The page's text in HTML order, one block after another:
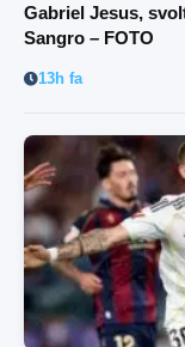
Gabriel Jesus,
Sangro – FOTO
13h fa